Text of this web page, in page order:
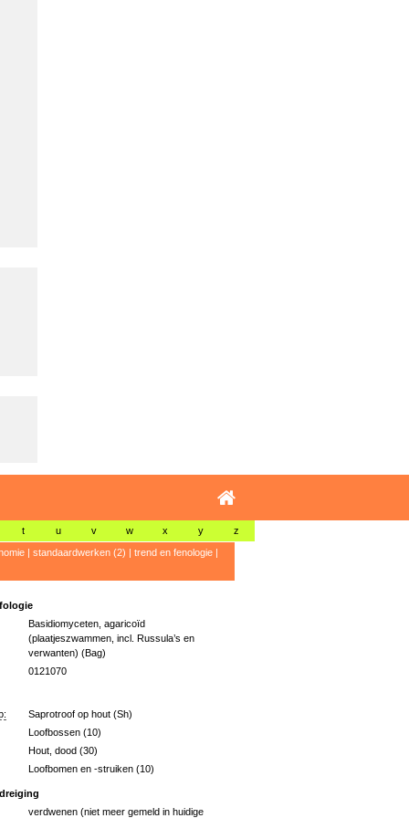
t u v w x y z
| standaardwerken (2) | trend en fenologie|
Basidiomyceten, agaricoïd
(plaatjeszwammen, incl. Russula’s en
verwanten) (Bag)
0121070
Saprotroof op hout (Sh)
Loofbossen (10)
Hout, dood (30)
Loofbomen en -struiken (10)
verdwenen (niet meer gemeld in huidige